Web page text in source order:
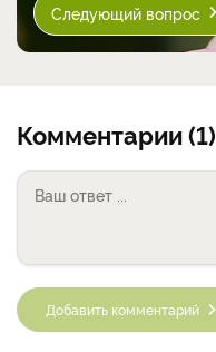
Следующий вопрос
Комментарии (1)
Добавить комментарий